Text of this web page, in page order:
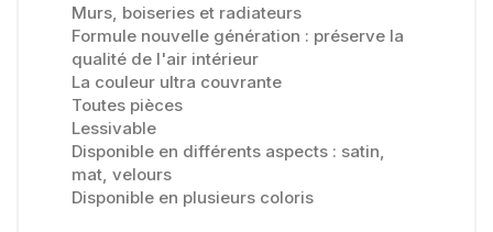
Murs, boiseries et radiateurs
Formule nouvelle génération : préserve la
qualité de l'air intérieur
La couleur ultra couvrante
Toutes pièces
Lessivable
Disponible en différents aspects : satin,
mat, velours
Disponible en plusieurs coloris